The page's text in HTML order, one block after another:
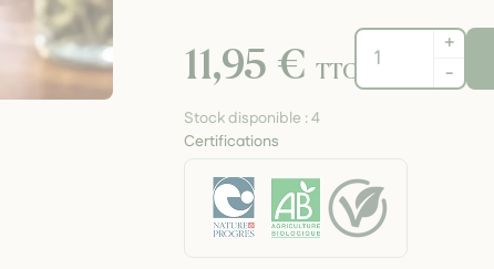
11,95 € TTC
+
-
Stock disponible :4
Certifications